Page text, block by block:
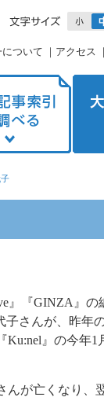
ついて ｜ アクセス ｜
』『GINZA 』の
子さんが、昨年
Ku:nel 』の今年1
んが亡くなり、